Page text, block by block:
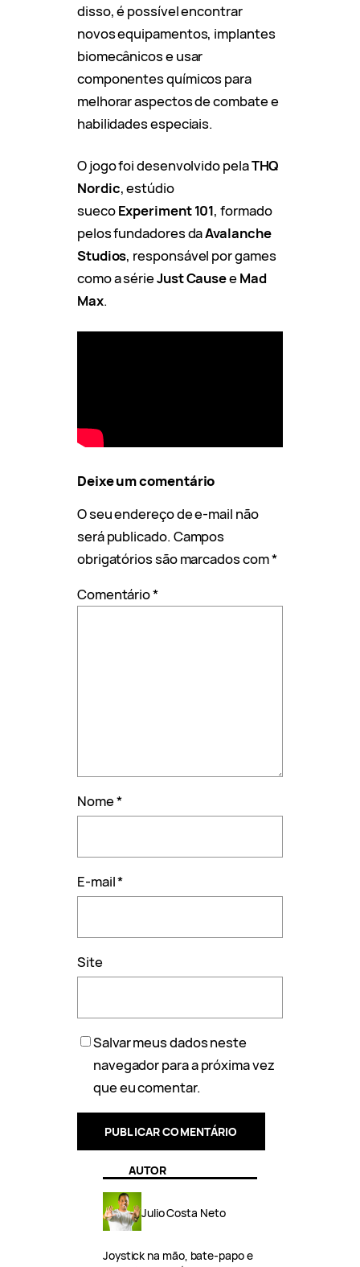
disso, é possível encontrar
novos equipamentos, implantes
biomecânicos e usar
componentes químicos para
melhorar aspectos de combate e
habilidades especiais.
O jogo foi desenvolvido pelaTHQ
Nordic, estúdio
suecoExperiment 101, formado
pelos fundadores daAvalanche
Studios, responsável por games
como a sérieJust CauseeMad
Max.
Deixe um comentário
O seu endereço de e-mail não
será publicado. Campos
obrigatórios são marcados com*
Comentário*
Nome*
E-mail*
Site
Salvar meus dados neste
navegador para a próxima vez
que eu comentar.
AUTOR
Julio Costa Neto
Joystick na mão, bate-papo e